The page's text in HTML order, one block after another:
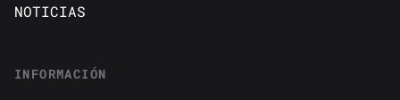
NOTICIAS
INFORMACIÓN